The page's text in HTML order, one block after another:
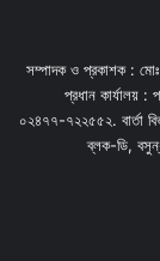
সম্পাদক ও প্রকাশক :
প্রধান কার্যালয় :
০২৪৭৭-৭২২৫৫২. বার্তা
ব্লক-ডি,